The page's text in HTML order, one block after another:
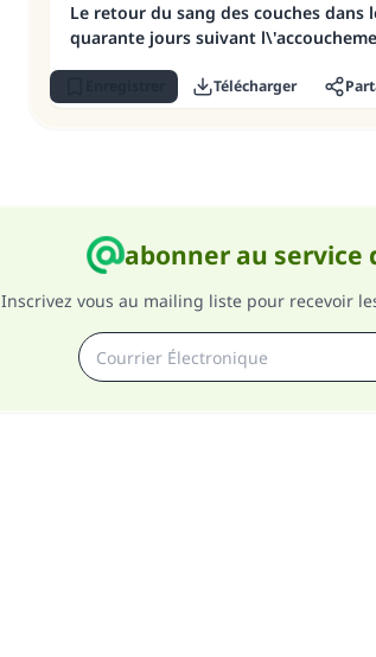
Le retour du sang des couches dans
quarante jours suivant
Télécharger
abonner au service
Inscrivez vous au mailing liste pour recevoir